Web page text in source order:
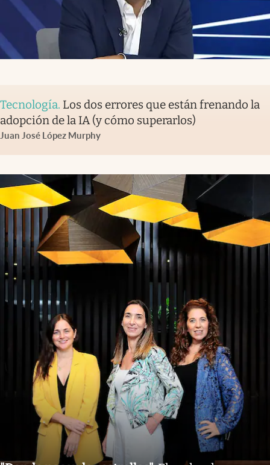
Tecnología. Los dos errores que están frenando la
adopción de la IA (y cómo superarlos)
Juan José López Murphy